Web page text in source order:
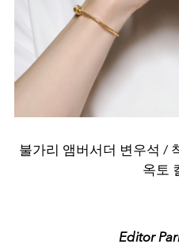
불가리 앰버서더 변우석 /
옥토
Editor